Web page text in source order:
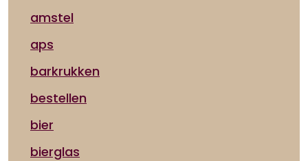
amstel
aps
barkrukken
bestellen
bier
bierglas